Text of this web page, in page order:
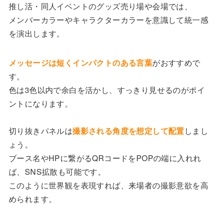
推し活・同人イベントのグッズ売り場や会場では、
メンバーカラーやキャラクターカラーを意識して統一感
を演出します。
メッセージは短くインパクトのある言葉がおすすめで
す。
色は3色以内で余白を活かし、すっきり見せるのがポイ
ントになります。
切り抜きパネルは撮影される角度を想定して配置しまし
ょう。
ブース名やHPに繋がるQRコードをPOPの端に入れれ
ば、SNS拡散も可能です。
このように世界観を表現すれば、来場者の撮影意欲を高
められます。